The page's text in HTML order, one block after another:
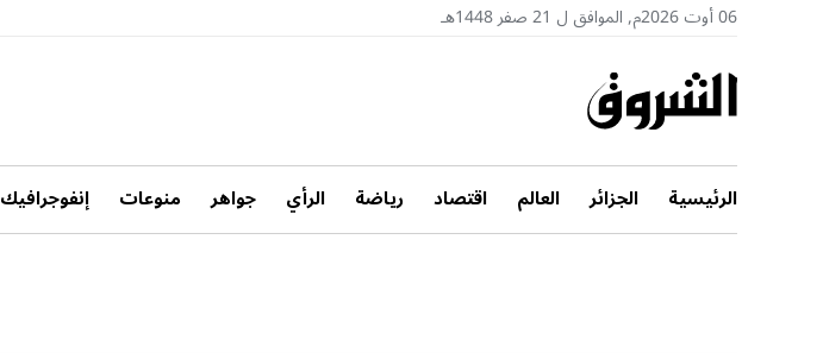
06 أوت 2026م, الموافق ل 21 صفر 1448هـ
الرئيسية الجزائر العالم اقتصاد رياضة الرأي جواهر منوعات إنفوجرافيك